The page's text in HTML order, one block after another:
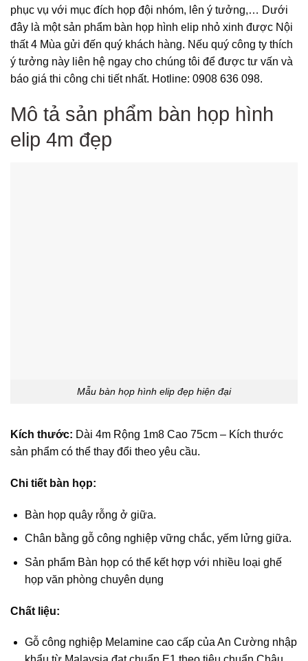
phục vụ với mục đích họp đội nhóm, lên ý tưởng,… Dưới
đây là một sản phẩm bàn họp hình elip nhỏ xinh được Nội
thất 4 Mùa gửi đến quý khách hàng. Nếu quý công ty thích
ý tưởng này liên hệ ngay cho chúng tôi để được tư vấn và
báo giá thi công chi tiết nhất. Hotline: 0908 636 098.
Mô tả sản phẩm bàn họp hình
elip 4m đẹp
Mẫu bàn họp hình elip đẹp hiện đại
Kích thước: Dài 4m Rộng 1m8 Cao 75cm – Kích thước
sản phẩm có thể thay đổi theo yêu cầu.
Chi tiết bàn họp:
Bàn họp quây rỗng ở giữa.
Chân bằng gỗ công nghiệp vững chắc, yếm lửng giữa.
Sản phẩm Bàn họp có thể kết hợp với nhiều loại ghế
họp văn phòng chuyên dụng
Chất liệu:
Gỗ công nghiệp Melamine cao cấp của An Cường nhập